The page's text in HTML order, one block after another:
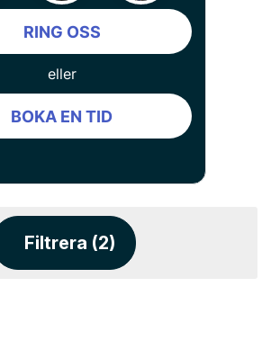
RING OSS
eller
BOKA EN TID
Filtrera (2)